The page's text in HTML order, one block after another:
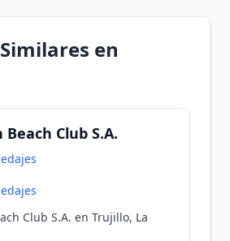
en
Club S.A.
Club S.A. en Trujillo, La